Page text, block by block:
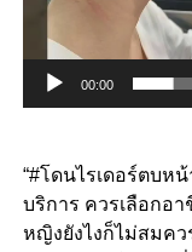
00:00
“#โดนไรเดอร์ตบ
บริการ ควรเลือกอ
หญิงยังไงก็ไม่สมคว